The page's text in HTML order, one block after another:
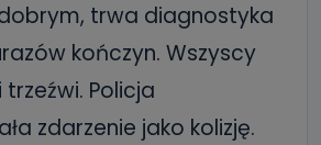
trwa diagnostyka
kończyn. Wszyscy
Policja
zdarzenie jako kolizję.